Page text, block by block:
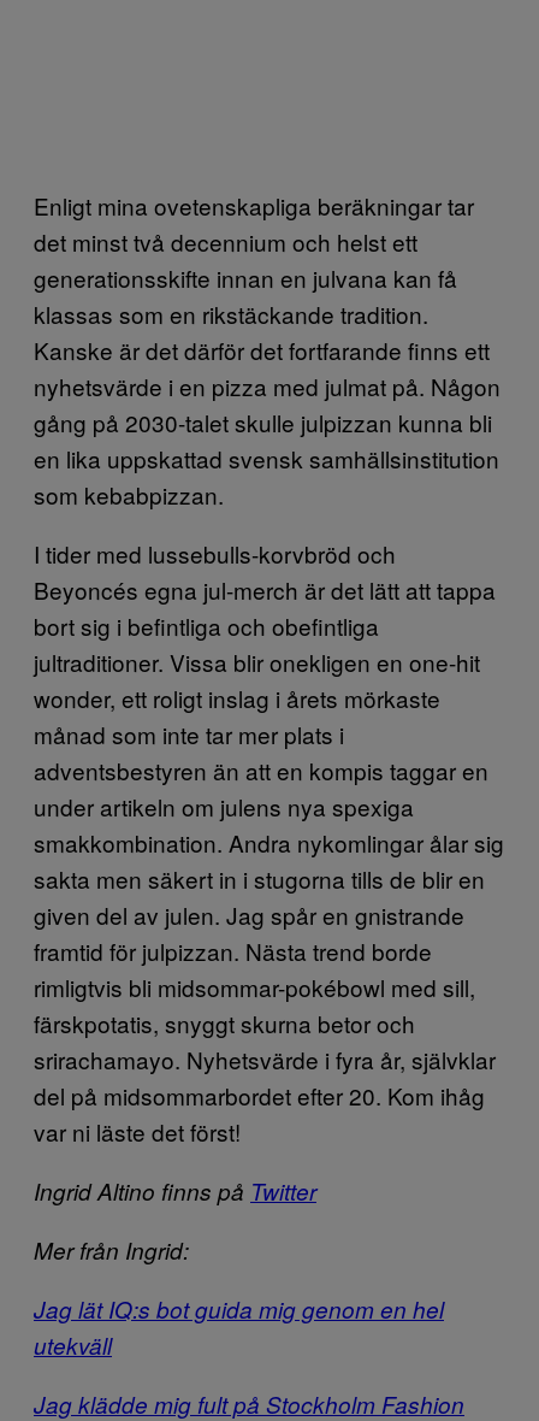
Enligt mina ovetenskapliga beräkningar tar
det minst två decennium och helst ett
generationsskifte innan en julvana kan få
klassas som en rikstäckande tradition.
Kanske är det därför det fortfarande finns ett
nyhetsvärde i en pizza med julmat på. Någon
gång på 2030-talet skulle julpizzan kunna bli
en lika uppskattad svensk samhällsinstitution
som kebabpizzan.
I tider med lussebulls-korvbröd och
Beyoncés egna jul-merch är det lätt att tappa
bort sig i befintliga och obefintliga
jultraditioner. Vissa blir onekligen en one-hit
wonder, ett roligt inslag i årets mörkaste
månad som inte tar mer plats i
adventsbestyren än att en kompis taggar en
under artikeln om julens nya spexiga
smakkombination. Andra nykomlingar ålar sig
sakta men säkert in i stugorna tills de blir en
given del av julen. Jag spår en gnistrande
framtid för julpizzan. Nästa trend borde
rimligtvis bli midsommar-pokébowl med sill,
färskpotatis, snyggt skurna betor och
srirachamayo. Nyhetsvärde i fyra år, självklar
del på midsommarbordet efter 20. Kom ihåg
var ni läste det först!
Ingrid Altino finns på Twitter
Mer från Ingrid:
Jag lät IQ:s bot guida mig genom en hel
utekväll
Jag klädde mig fult på Stockholm Fashion